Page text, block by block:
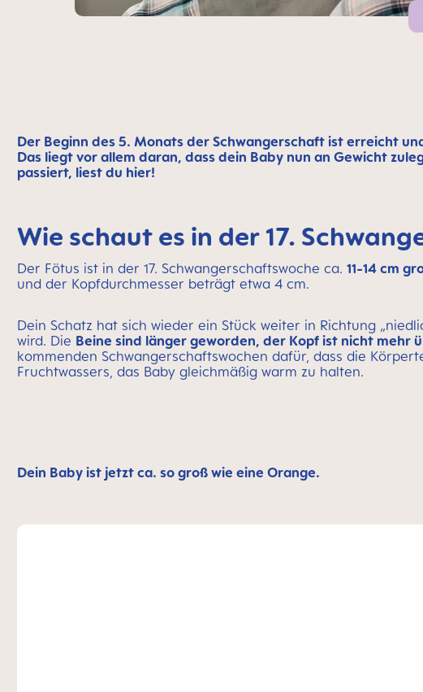
Der Beginn des 5. Monats der Schwangerschaft ist erreicht
Das liegt vor allem daran, dass dein Baby nun an Gewicht
passiert, liest du hier!
Wie schaut es in der 17.
Der Fötus ist in der 17. Schwangerschaftswoche ca. 11-14 cm
und der Kopfdurchmesser beträgt etwa 4 cm.
Dein Schatz hat sich wieder ein Stück weiter in Richtung
wird. Die Beine sind länger geworden, der Kopf ist nicht mehr
kommenden Schwangerschaftswochen dafür, dass die
Fruchtwassers, das Baby gleichmäßig warm zu halten.
Dein Baby ist jetzt ca. so groß wie eine Orange.